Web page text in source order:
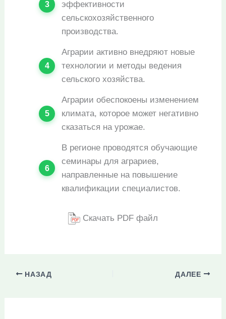
эффективности
сельскохозяйственного
производства.
Аграрии активно внедряют новые
технологии и методы ведения
сельского хозяйства.
Аграрии обеспокоены изменением
климата, которое может негативно
сказаться на урожае.
В регионе проводятся обучающие
семинары для аграриев,
направленные на повышение
квалификации специалистов.
Скачать PDF файл
НАЗАД ДАЛЕЕ